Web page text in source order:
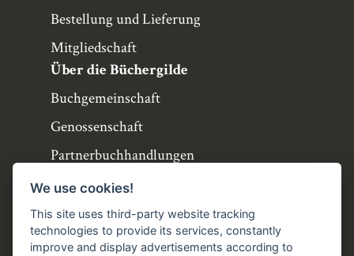
Bestellung und Lieferung
Mitgliedschaft
Über die Büchergilde
Buchgemeinschaft
Genossenschaft
Partnerbuchhandlungen
Büchergilde online
Stellenangebote
Folgen Sie uns!
We use cookies!
This site uses third-party website tracking
technologies to provide its services, constantly
improve and display advertisements according to